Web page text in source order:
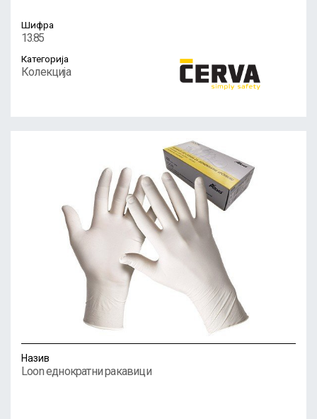
Шифра
13.85
Категорија
Колекција
Назив
Loon еднократни ракавици